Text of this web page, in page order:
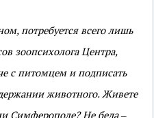
потребуется всего лишь
зоопсихолога Центра,
с питомцем и подписать
животного. Живете
Симферополе? Не беда –